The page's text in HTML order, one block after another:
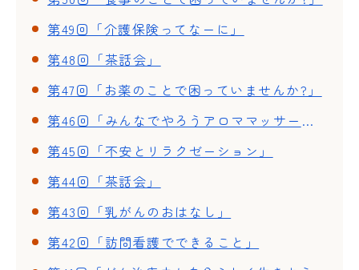
第49回「介護保険ってなーに」
第48回「茶話会」
第47回「お薬のことで困っていませんか?」
第46回「みんなでやろうアロママッサージ」
第45回「不安とリラクゼーション」
第44回「茶話会」
第43回「乳がんのおはなし」
第42回「訪問看護でできること」